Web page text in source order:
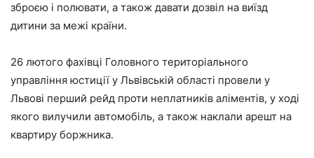
зброєю і полювати, а також давати дозвіл на виїзд
дитини за межі країни.
26 лютого фахівці Головного територіального
управління юстиції у Львівській області провели у
Львові перший рейд проти неплатників аліментів, у ході
якого вилучили автомобіль, а також наклали арешт на
квартиру боржника.